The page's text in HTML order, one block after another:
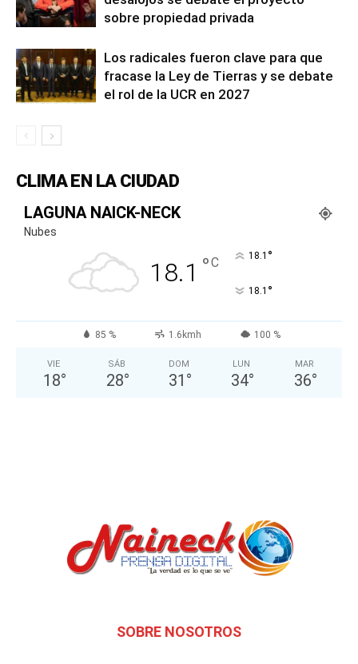
sobre propiedad privada
Los radicales fueron clave para que
fracase la Ley de Tierras y se debate
el rol de la UCR en 2027
CLIMA EN LA CIUDAD
LAGUNA NAICK-NECK
Nubes
18.1 °C 18.1 °
18.1 °
85 % 1.6kmh 100 %
VIE
18°
SÁB
28°
DOM
31 °
LUN
34°
MAR
36°
SOBRE NOSOTROS